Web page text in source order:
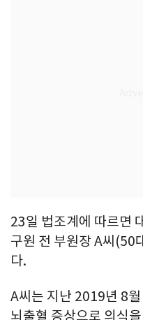
23일 법조계에 따르면
구원 전 부원장 A씨(50
다.
A씨는 지난 2019년 8
뇌출혈 증상으로 의식